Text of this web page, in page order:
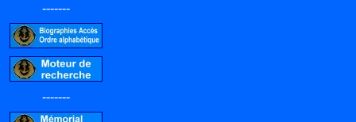
-------
-------